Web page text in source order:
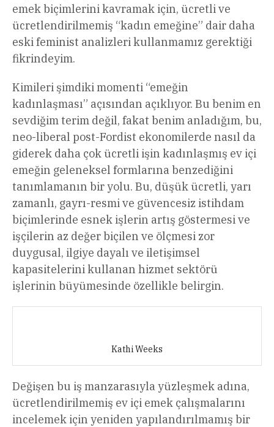
emek biçimlerini kavramak için, ücretli ve
ücretlendirilmemiş “kadın emeğine” dair daha
eski feminist analizleri kullanmamız gerektiği
fikrindeyim.
Kimileri şimdiki momenti “emeğin
kadınlaşması” açısından açıklıyor. Bu benim en
sevdiğim terim değil, fakat benim anladığım, bu,
neo-liberal post-Fordist ekonomilerde nasıl da
giderek daha çok ücretli işin kadınlaşmış ev içi
emeğin geleneksel formlarına benzediğini
tanımlamanın bir yolu. Bu, düşük ücretli, yarı
zamanlı, gayrı-resmi ve güvencesiz istihdam
biçimlerinde esnek işlerin artış göstermesi ve
işçilerin az değer biçilen ve ölçmesi zor
duygusal, ilgiye dayalı ve iletişimsel
kapasitelerini kullanan hizmet sektörü
işlerinin büyümesinde özellikle belirgin.
Kathi Weeks
Değişen bu iş manzarasıyla yüzleşmek adına,
ücretlendirilmemiş ev içi emek çalışmalarını
incelemek için yeniden yapılandırılmamış bir